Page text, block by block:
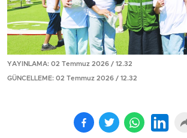
YAYINLAMA: 02 Temmuz 2026 / 12.32
GÜNCELLEME: 02 Temmuz 2026 / 12.32